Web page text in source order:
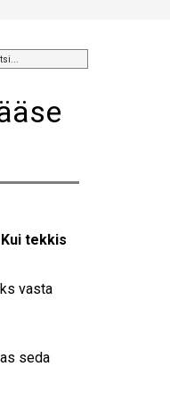
the
up
down
arrows
a
enter
tekkis
vasta
seda